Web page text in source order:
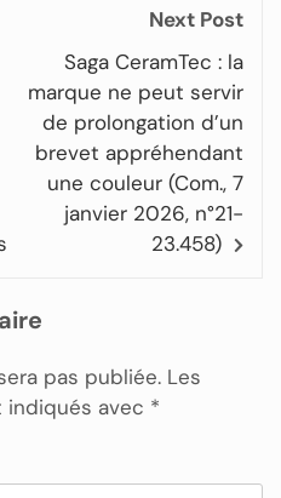
Next Post
Saga CeramTec : la
marque ne peut servir
de prolongation d’un
brevet appréhendant
une couleur (Com., 7
janvier 2026, n°21-
23.458)
pas publiée. Les
indiqués avec *